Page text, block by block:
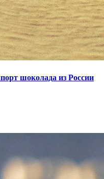
шоколада из России